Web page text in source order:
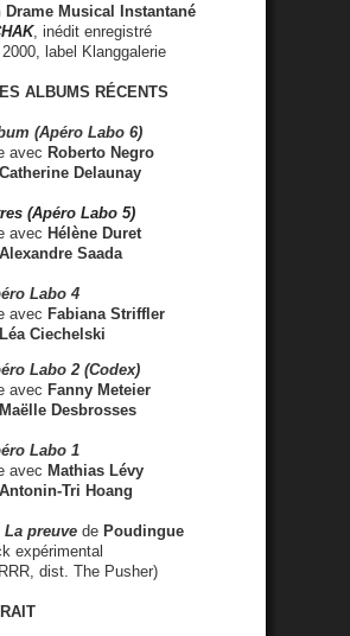
Drame Musical Instantané
, inédit enregistré
label Klanggalerie
ALBUMS RÉCENTS
(Apéro Labo 6)
avec Roberto Negro
Catherine Delaunay
(Apéro Labo 5)
Hélène Duret
Alexandre Saada
Labo 4
avec Fabiana Striffler
Léa Ciechelski
Labo 2 (Codex)
avec Fanny Meteier
Maëlle Desbrosses
Labo 1
avec Mathias Lévy
Antonin-Tri Hoang
La preuve de Poudingue
expérimental
dist. The Pusher)